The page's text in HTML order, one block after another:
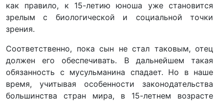
как правило, к 15-летию юноша уже становится
зрелым с биологической и социальной точки
зрения.
Соответственно, пока сын не стал таковым, отец
должен его обеспечивать. В дальнейшем такая
обязанность с мусульманина спадает. Но в наше
время, учитывая особенности законодательства
большинства стран мира, в 15-летнем возрасте